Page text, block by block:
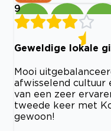
9
Geweldige lokale
Mooi
afwisselend cultuur
van een zeer
tweede keer met
gewoon!